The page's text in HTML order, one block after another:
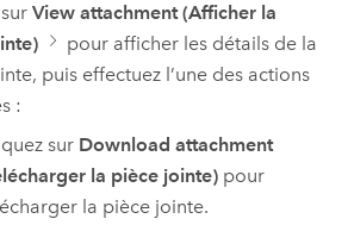
surView attachment (Afficher la
pour afficher les détails de la
puis effectuez l’une des actions
:
sur Download attachment
la pièce jointe)pour
la pièce jointe.